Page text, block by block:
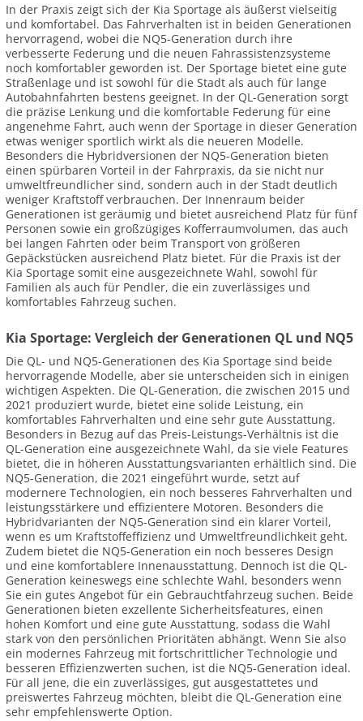
In der Praxis zeigt sich der Kia Sportage als äußerst vielseitig
und komfortabel. Das Fahrverhalten ist in beiden Generationen
hervorragend, wobei die NQ5-Generation durch ihre
verbesserte Federung und die neuen Fahrassistenzsysteme
noch komfortabler geworden ist. Der Sportage bietet eine gute
Straßenlage und ist sowohl für die Stadt als auch für lange
Autobahnfahrten bestens geeignet. In der QL-Generation sorgt
die präzise Lenkung und die komfortable Federung für eine
angenehme Fahrt, auch wenn der Sportage in dieser Generation
etwas weniger sportlich wirkt als die neueren Modelle.
Besonders die Hybridversionen der NQ5-Generation bieten
einen spürbaren Vorteil in der Fahrpraxis, da sie nicht nur
umweltfreundlicher sind, sondern auch in der Stadt deutlich
weniger Kraftstoff verbrauchen. Der Innenraum beider
Generationen ist geräumig und bietet ausreichend Platz für fünf
Personen sowie ein großzügiges Kofferraumvolumen, das auch
bei langen Fahrten oder beim Transport von größeren
Gepäckstücken ausreichend Platz bietet. Für die Praxis ist der
Kia Sportage somit eine ausgezeichnete Wahl, sowohl für
Familien als auch für Pendler, die ein zuverlässiges und
komfortables Fahrzeug suchen.
Kia Sportage: Vergleich der Generationen QL und NQ5
Die QL- und NQ5-Generationen des Kia Sportage sind beide
hervorragende Modelle, aber sie unterscheiden sich in einigen
wichtigen Aspekten. Die QL-Generation, die zwischen 2015 und
2021 produziert wurde, bietet eine solide Leistung, ein
komfortables Fahrverhalten und eine sehr gute Ausstattung.
Besonders in Bezug auf das Preis-Leistungs-Verhältnis ist die
QL-Generation eine ausgezeichnete Wahl, da sie viele Features
bietet, die in höheren Ausstattungsvarianten erhältlich sind. Die
NQ5-Generation, die 2021 eingeführt wurde, setzt auf
modernere Technologien, ein noch besseres Fahrverhalten und
leistungsstärkere und effizientere Motoren. Besonders die
Hybridvarianten der NQ5-Generation sind ein klarer Vorteil,
wenn es um Kraftstoffeffizienz und Umweltfreundlichkeit geht.
Zudem bietet die NQ5-Generation ein noch besseres Design
und eine komfortablere Innenausstattung. Dennoch ist die QL-
Generation keineswegs eine schlechte Wahl, besonders wenn
Sie ein gutes Angebot für ein Gebrauchtfahrzeug suchen. Beide
Generationen bieten exzellente Sicherheitsfeatures, einen
hohen Komfort und eine gute Ausstattung, sodass die Wahl
stark von den persönlichen Prioritäten abhängt. Wenn Sie also
ein modernes Fahrzeug mit fortschrittlicher Technologie und
besseren Effizienzwerten suchen, ist die NQ5-Generation ideal.
Für all jene, die ein zuverlässiges, gut ausgestattetes und
preiswertes Fahrzeug möchten, bleibt die QL-Generation eine
sehr empfehlenswerte Option.